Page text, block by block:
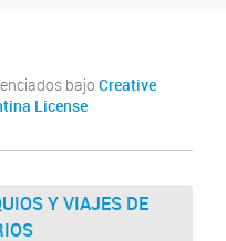
bajo Creative
License
Y VIAJES DE